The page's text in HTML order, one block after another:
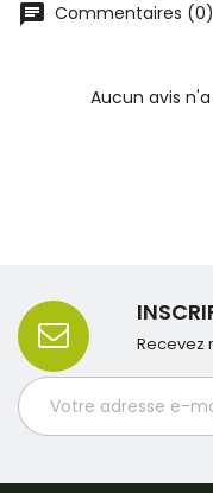
Commentaires (0)
Aucun avis
Recevez